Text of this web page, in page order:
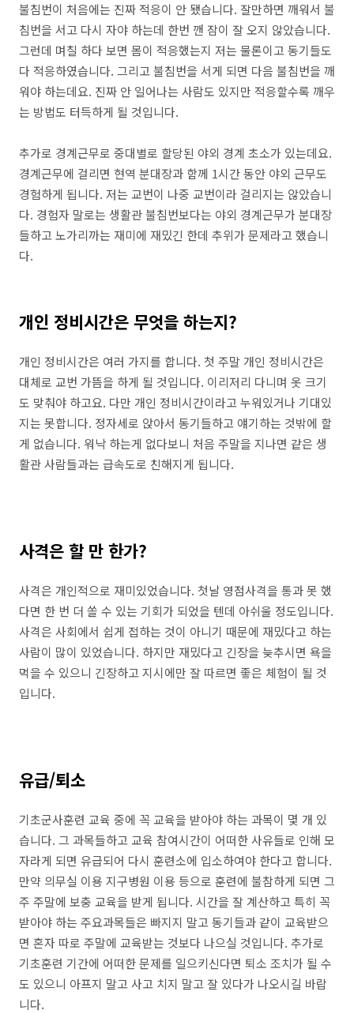
불침번이 처음에는 진짜 적응이 안 됐습니다. 잘만하면 깨워서 불
침번을 서고 다시 자야 하는데 한번 깬 잠이 잘 오지 않았습니다.
그런데 며칠 하다 보면 몸이 적응했는지 저는 물론이고 동기들도
다 적응하였습니다. 그리고 불침번을 서게 되면 다음 불침번을 깨
워야 하는데요. 진짜 안 일어나는 사람도 있지만 적응할수록 깨우
는 방법도 터득하게 될 것입니다.
추가로 경계근무로 중대별로 할당된 야외 경계 초소가 있는데요.
경계근무에 걸리면 현역 분대장과 함께 1시간 동안 야외 근무도
경험하게 됩니다. 저는 교번이 나중 교번이라 걸리지는 않았습니
다. 경험자 말로는 생활관 불침번보다는 야외 경계근무가 분대장
들하고 노가리까는 재미에 재밌긴 한데 추위가 문제라고 했습니
다.
개인 정비시간은 무엇을 하는지?
개인 정비시간은 여러 가지를 합니다. 첫 주말 개인 정비시간은
대체로 교번 가뜸을 하게 될 것입니다. 이리저리 다니며 옷 크기
도 맞춰야 하고요. 다만 개인 정비시간이라고 누워있거나 기대있
지는 못합니다. 정자세로 앉아서 동기들하고 얘기하는 것밖에 할
게 없습니다. 워낙 하는게 없다보니 처음 주말을 지나면 같은 생
활관 사람들과는 급속도로 친해지게 됩니다.
사격은 할 만 한가?
사격은 개인적으로 재미있었습니다. 첫날 영점사격을 통과 못 했
다면 한 번 더 쏠 수 있는 기회가 되었을 텐데 아쉬울 정도입니다.
사격은 사회에서 쉽게 접하는 것이 아니기 때문에 재밌다고 하는
사람이 많이 있었습니다. 하지만 재밌다고 긴장을 늦추시면 욕을
먹을 수 있으니 긴장하고 지시에만 잘 따르면 좋은 체험이 될 것
입니다.
유급/퇴소
기초군사훈련 교육 중에 꼭 교육을 받아야 하는 과목이 몇 개 있
습니다. 그 과목들하고 교육 참여시간이 어떠한 사유들로 인해 모
자라게 되면 유급되어 다시 훈련소에 입소하여야 한다고 합니다.
만약 의무실 이용 지구병원 이용 등으로 훈련에 불참하게 되면 그
주 주말에 보충 교육을 받게 됩니다. 시간을 잘 계산하고 특히 꼭
받아야 하는 주요과목들은 빠지지 말고 동기들과 같이 교육받으
면 혼자 따로 주말에 교육받는 것보다 나으실 것입니다. 추가로
기초훈련 기간에 어떠한 문제를 일으키신다면 퇴소 조치가 될 수
도 있으니 아프지 말고 사고 치지 말고 잘 있다가 나오시길 바랍
니다.